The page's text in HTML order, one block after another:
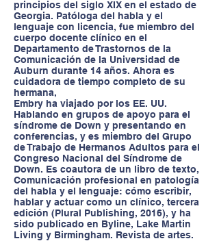
principios del siglo XIX en el estado de
Georgia. Patóloga del habla y el
lenguaje con licencia, fue miembro del
cuerpo docente clínico en el
Departamento de Trastornos de la
Comunicación de la Universidad de
Auburn durante 14 años. Ahora es
cuidadora de tiempo completo de su
hermana,
Embry ha viajado por los EE. UU.
Hablando en grupos de apoyo para el
síndrome de Down y presentando en
conferencias, y es miembro del Grupo
de Trabajo de Hermanos Adultos para el
Congreso Nacional del Síndrome de
Down. Es coautora de un libro de texto,
Comunicación profesional en patología
del habla y el lenguaje: cómo escribir,
hablar y actuar como un clínico, tercera
edición (Plural Publishing, 2016), y ha
sido publicado en Byline, Lake Martin
Living y Birmingham. Revista de artes.